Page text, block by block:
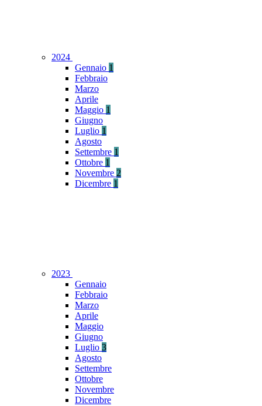
2024
Gennaio 1
Febbraio
Marzo
Aprile
Maggio 1
Giugno
Luglio 1
Agosto
Settembre 1
Ottobre 1
Novembre 2
Dicembre 1
2023
Gennaio
Febbraio
Marzo
Aprile
Maggio
Giugno
Luglio 3
Agosto
Settembre
Ottobre
Novembre
Dicembre